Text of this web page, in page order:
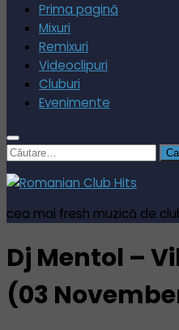
Prima pagină
Mixuri
Remixuri
Videoclipuri
Cluburi
Evenimente
Caută
după:
cea mai fresh muzică de
Dj Mentol –
(03